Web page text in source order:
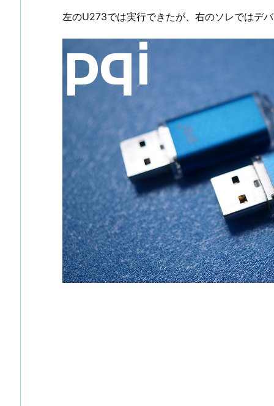
左のU273では実行できたが、右のソレではデ